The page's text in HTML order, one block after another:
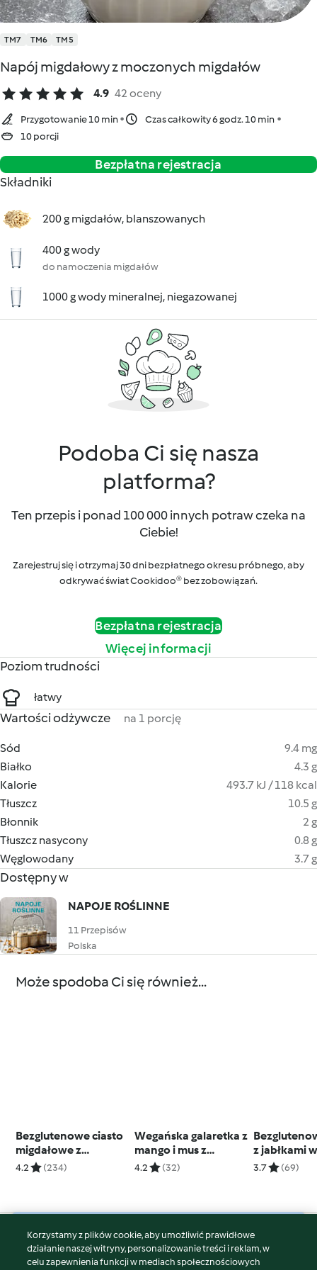
TM7 TM6 TM5
Napój migdałowy z moczonych migdałów
4.9 42 oceny
Przygotowanie 10 min
Czas całkowity 6 godz. 10 min
10 porcji
Bezpłatna rejestracja
Składniki
200 g migdałów, blanszowanych
400 g wody
do namoczenia migdałów
1000 g wody mineralnej, niegazowanej
Podoba Ci się nasza
platforma?
Ten przepis i ponad 100 000 innych potraw czeka na
Ciebie!
Zarejestruj się i otrzymaj 30 dni bezpłatnego okresu próbnego, aby
odkrywać świat Cookidoo® bez zobowiązań.
Bezpłatna rejestracja
Więcej informacji
Poziom trudności
łatwy
Wartości odżywcze na 1 porcję
Sód
9.4 mg
Białko
4.3 g
Kalorie
493.7 kJ / 118 kcal
Tłuszcz
10.5 g
Błonnik
2 g
Tłuszcz nasycony
0.8 g
Węglowodany
3.7 g
Dostępny w
NAPOJE ROŚLINNE
11 Przepisów
Polska
Może spodoba Ci się również...
Bezglutenowe ciasto
migdałowe z
gruszkami
4.2 (234)
Wegańska galaretka z
mango i mus z
nerkowców
4.2 (32)
z jabłkami
3.7 (69)
© Copyright 2026
Warunki korzystania
Korzystamy z plików cookie, aby umożliwić prawidłowe
działanie naszej witryny, personalizowanie treści i reklam, w
celu zapewnienia funkcji w mediach społecznościowych